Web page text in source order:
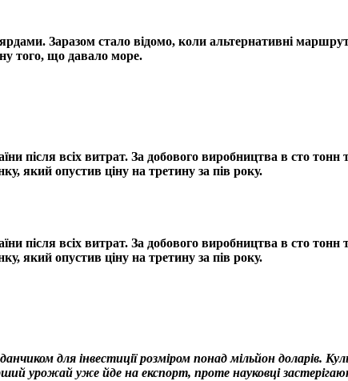
Заразом стало відомо, коли альтернативні
того, що давало море.
після всіх витрат. За добового виробництва в сто тонн
який опустив ціну на третину за пів року.
після всіх витрат. За добового виробництва в сто тонн
який опустив ціну на третину за пів року.
для інвестиції розміром понад мільйон доларів.
урожай уже йде на експорт, проте науковці